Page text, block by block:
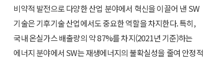
비약적 발전으로 다양한 산업 분야에서 혁신을 이끌어 낸 SW
기술은 기후기술 산업에서도 중요한 역할을 차지한다. 특히,
국내 온실가스 배출량의 약 87%를 차지(2021년 기준)하는
에너지 분야에서 SW는 재생에너지의 불확실성을 줄여 안정적